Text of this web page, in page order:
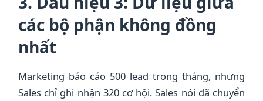
các bộ phận không đồng
nhất
Marketing báo cáo 500 lead trong tháng, nhưng
Sales chỉ ghi nhận 320 cơ hội. Sales nói đã chuyển